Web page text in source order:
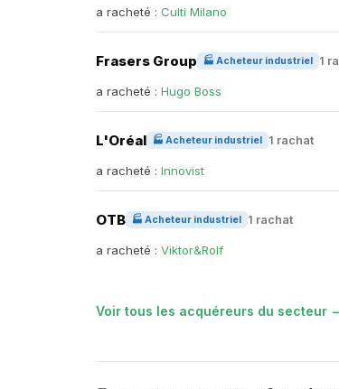
a racheté : Culti Milano
Frasers Group 🏭 Acheteur industriel 1
a racheté : Hugo Boss
L'Oréal 🏭 Acheteur industriel 1 rachat
a racheté : Innovist
OTB 🏭 Acheteur industriel 1 rachat
a racheté : Viktor&Rolf
Voir tous les acquéreurs du secteur